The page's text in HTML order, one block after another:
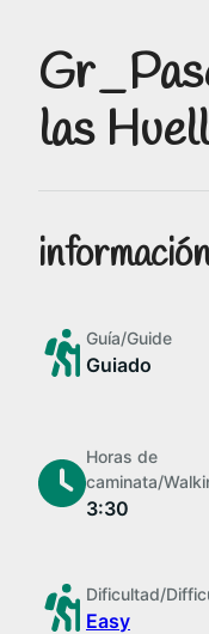
las
Guía/Guide
Guiado
Horas de
caminata/
3:30
Dificultad/
Easy